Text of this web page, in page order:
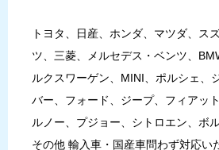
トヨタ、日産、ホンダ、マツダ、ス
ツ、三菱、メルセデス・ベンツ、
ルクスワーゲン、MINI、ポルシェ、
バー、フォード、ジープ、フィアッ
ルノー、プジョー、シトロエン、
その他 輸入車・国産車問わず対応い